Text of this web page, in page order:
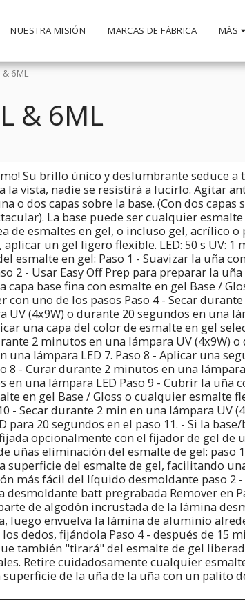
NUESTRA MISIÓN MARCAS DE FÁBRICA MÁS
6ML
& 6ML
Su brillo único y deslumbrante seduce a
la vista, nadie se resistirá a lucirlo. Agitar
o dos capas sobre la base. (Con dos capas
La base puede ser cualquier esmalte
de esmaltes en gel, o incluso gel, acrílico o
un gel ligero flexible. LED: 50 s UV: 1
esmalte en gel: Paso 1 - Suavizar la uña
2 - Usar Easy Off Prep para preparar la
capa base fina con esmalte en gel Base /
con uno de los pasos Paso 4 - Secar
UV (4x9W) o durante 20 segundos en una
una capa del color de esmalte en gel
2 minutos en una lámpara UV (4x9W) o
una lámpara LED 7. Paso 8 - Aplicar una
8 - Curar durante 2 minutos en una lámpara
en una lámpara LED Paso 9 - Cubrir la uña
en gel Base / Gloss o cualquier esmalte
- Secar durante 2 min en una lámpara UV
para 20 segundos en el paso 11. - Si la
opcionalmente con el fijador de gel de
uñas eliminación del esmalte de gel: paso
superficie del esmalte de gel, facilitando
más fácil del líquido desmoldante paso 2
desmoldante batt pregrabada Remover en
de algodón incrustada de la lámina
luego envuelva la lámina de aluminio
dedos, fijándola Paso 4 - después de 15
también "tirará" del esmalte de gel
Retire cuidadosamente cualquier
superficie de la uña de la uña con un palito